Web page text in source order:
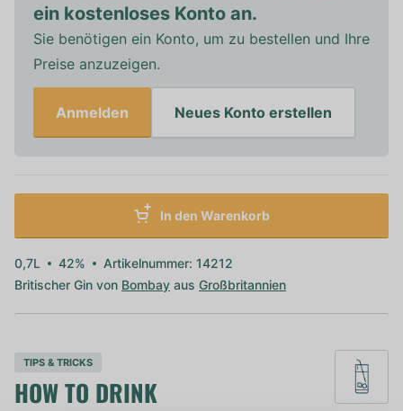
ein kostenloses Konto an.
Sie benötigen ein Konto, um zu bestellen und Ihre
Preise anzuzeigen.
Anmelden Neues Konto erstellen
In den Warenkorb
0,7L 42%
Artikelnummer: 14212
Britischer Gin von Bombay aus Großbritannien
TIPS & TRICKS
HOW TO DRINK